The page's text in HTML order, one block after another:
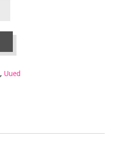
,Uued